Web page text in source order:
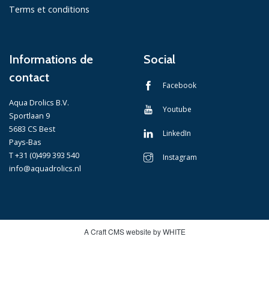
Terms et conditions
Informations de
contact
Aqua Drolics B.V.
Sportlaan 9
5683 CS Best
Pays-Bas
T +31 (0)499 393 540
info@aquadrolics.nl
Social
Facebook
Youtube
LinkedIn
Instagram
A Craft CMS website by WHITE